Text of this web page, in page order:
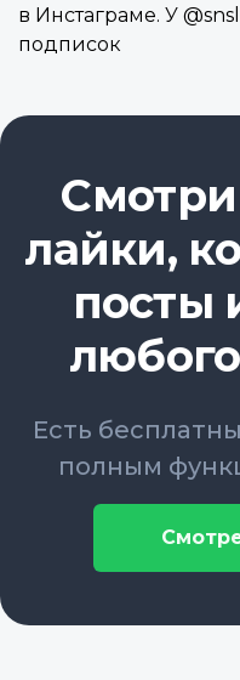
в Инстаграме. У
подписок
лайки,
посты
Есть
полным